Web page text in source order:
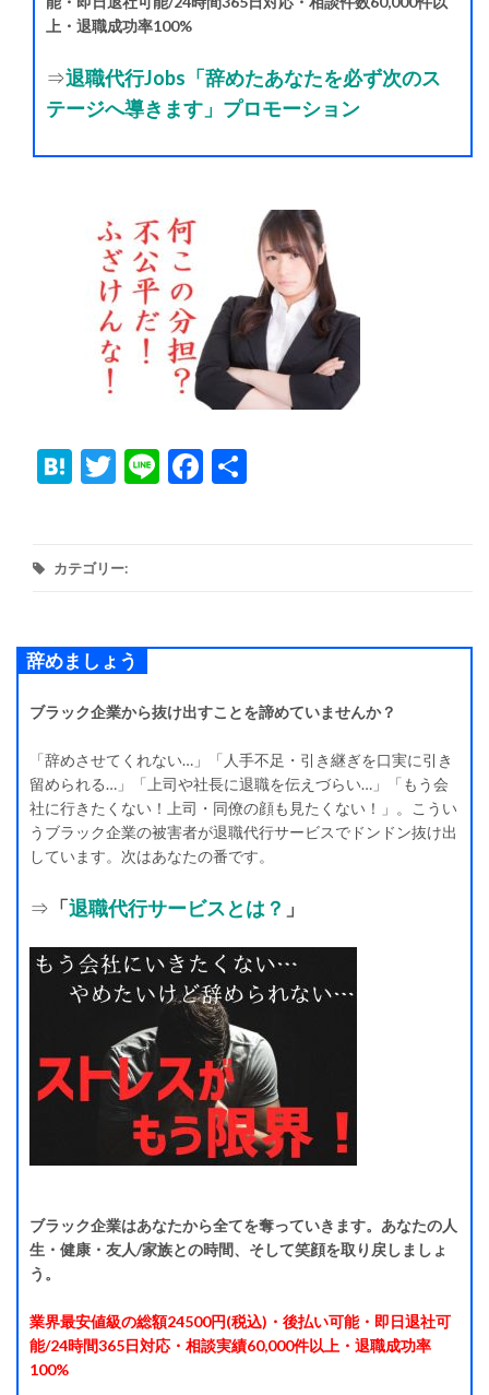
上・退職成功率100%
⇒退職代行Jobs「辞めたあなたを必ず次のス
テージへ導きます」プロモーション
Hatena
Twitter
LineFacebook
カテゴリー:
辞めましょう
ブラック企業から抜け出すことを諦めていませんか？
「辞めさせてくれない…」「人手不足・引き継ぎを口実に引き
留められる…」「上司や社長に退職を伝えづらい…」「もう会
社に行きたくない！上司・同僚の顔も見たくない！」。こうい
うブラック企業の被害者が退職代行サービスでドンドン抜け出
しています。次はあなたの番です。
⇒ 「退職代行サービスとは？ 」
ブラック企業はあなたから全てを奪っていきます。あなたの人
生・健康・友人/家族との時間、そして笑顔を取り戻しましょ
う。
業界最安値級の総額24500円(税込)・後払い可能・即日退社可
能/24時間365日対応・相談実績60,000件以上・退職成功率
100%